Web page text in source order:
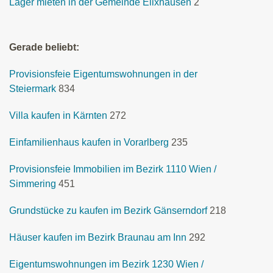
Lager mieten in der Gemeinde Elixhausen 2
Gerade beliebt:
Provisionsfeie Eigentumswohnungen in der
Steiermark 834
Villa kaufen in Kärnten 272
Einfamilienhaus kaufen in Vorarlberg 235
Provisionsfeie Immobilien im Bezirk 1110 Wien /
Simmering 451
Grundstücke zu kaufen im Bezirk Gänserndorf 218
Häuser kaufen im Bezirk Braunau am Inn 292
Eigentumswohnungen im Bezirk 1230 Wien /